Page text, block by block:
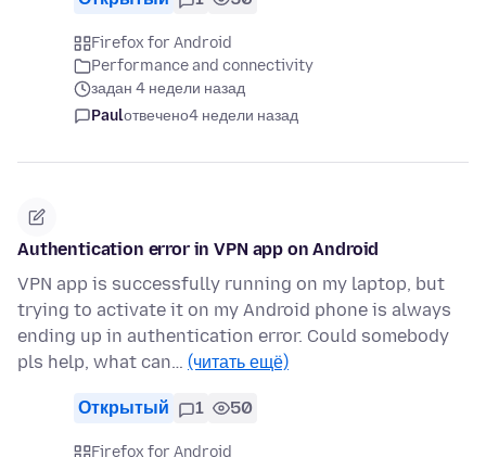
Firefox for Android
Performance and connectivity
задан 4 недели назад
Paulотвечено4 недели назад
Authentication error in VPN app on Android
VPN app is successfully running on my laptop, but
trying to activate it on my Android phone is always
ending up in authentication error. Could somebody
pls help, what can… (читать ещё)
Открытый 1 50
Firefox for Android